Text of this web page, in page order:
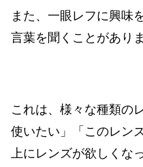
また、一眼レフに興味
言葉を聞くことがありま
これは、様々な種類の
使いたい」「このレン
上にレンズが欲しくな